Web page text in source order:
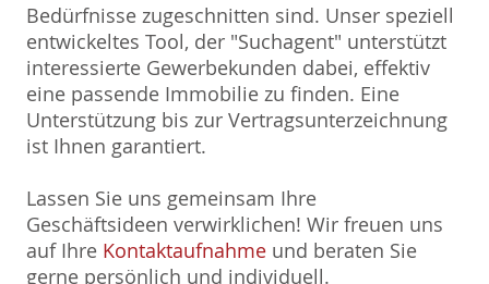
Bedürfnisse zugeschnitten sind. Unser speziell
entwickeltes Tool, der "Suchagent" unterstützt
interessierte Gewerbekunden dabei, effektiv
eine passende Immobilie zu finden. Eine
Unterstützung bis zur Vertragsunterzeichnung
ist Ihnen garantiert.
Lassen Sie uns gemeinsam Ihre
Geschäftsideen verwirklichen! Wir freuen uns
auf Ihre Kontaktaufnahme und beraten Sie
gerne persönlich und individuell.